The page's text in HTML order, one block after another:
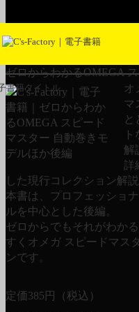
書籍タイトル
ゼロからわかるOMEGA
オ
マ
解
詳
した現行コレクション解
本書は、プロフェッショ
ルを中心とした後編。
ゼロからでもそれがわか
すくオメガ スピードマス
ンです。
定価385円（税込）